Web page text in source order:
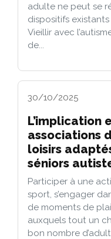
adulte ne peut se
dispositifs existants
Vieillir avec
de...
30/10/2025
L’implication
associations
loisirs
séniors
Participer à une
sport, s’engager
de moments de
auxquels tout un
bon nombre